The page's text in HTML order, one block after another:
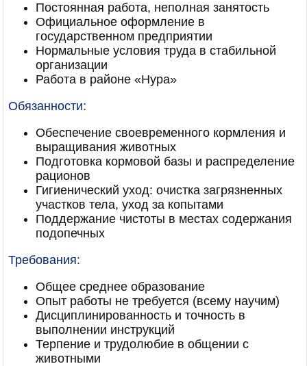
Постоянная работа, неполная занятость
Официальное оформление в
государственном предприятии
Нормальные условия труда в стабильной
организации
Работа в районе «Нура»
Обязанности:
Обеспечение своевременного кормления и
выращивания животных
Подготовка кормовой базы и распределение
рационов
Гигиенический уход: очистка загрязненных
участков тела, уход за копытами
Поддержание чистоты в местах содержания
подопечных
Требования:
Общее среднее образование
Опыт работы не требуется (всему научим)
Дисциплинированность и точность в
выполнении инструкций
Терпение и трудолюбие в общении с
животными